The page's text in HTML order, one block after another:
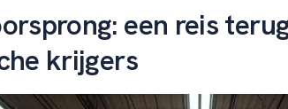
een reis
krijgers